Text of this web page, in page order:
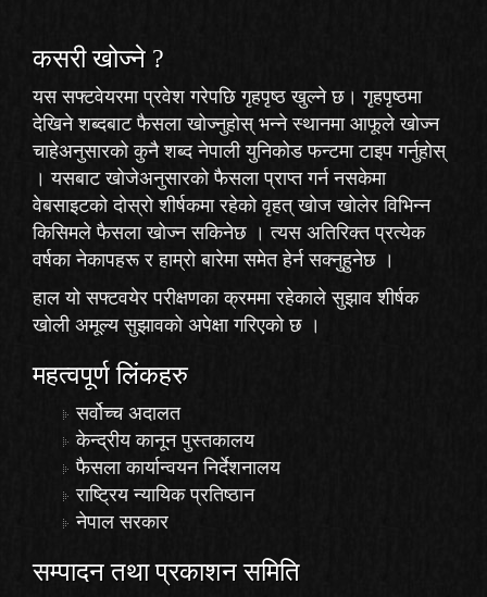
कसरी खोज्‍ने ?
यस सफ्टवेयरमा प्रवेश गरेपछि गृहपृष्ठ खुल्ने छ। गृहपृष्ठमा
देखिने शब्दबाट फैसला खोज्नुहोस् भन्ने स्थानमा आफूले खोज्न
चाहेअनुसारको कुनै शब्द नेपाली युनिकोड फन्टमा टाइप गर्नुहोस्
। यसबाट खोजेअनुसारको फैसला प्राप्त गर्न नसकेमा
वेबसाइटको दोस्रो शीर्षकमा रहेकोवृहत् खोज खोलेर विभिन्न
किसिमले फैसला खोज्न सकिनेछ । त्यस अतिरिक्त प्रत्येक
वर्षका नेकापहरू र हाम्रो बारेमा समेत हेर्न सक्नुहुनेछ ।
हाल यो सफ्टवयेर परीक्षणका क्रममा रहेकालेसुझाव शीर्षक
खोली अमूल्य सुझावको अपेक्षा गरिएको छ ।
महत्वपूर्ण लिंकहरु
सर्वोच्च अदालत
केन्द्रीय कानून पुस्तकालय
फैसला कार्यान्वयन निर्देशनालय
राष्ट्रिय न्यायिक प्रतिष्ठान
नेपाल सरकार
सम्पादन तथा प्रकाशन समिति